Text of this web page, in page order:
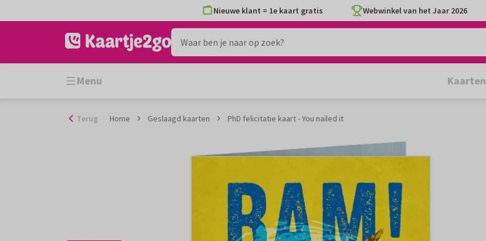
naar
Nieuwe klant = 1e kaart gratis Webwinkel van het Jaar 2026
Menu Kaarten
Terug Home Geslaagd kaarten PhD felicitatie kaart - You nailed it